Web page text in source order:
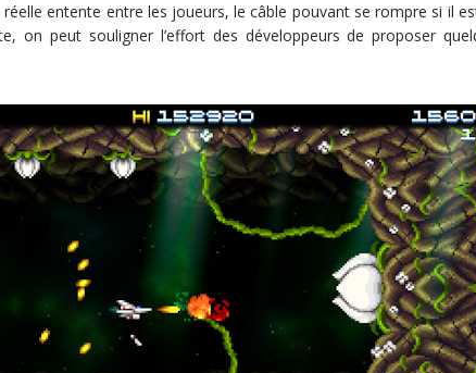
entente entre les joueurs, le câble pouvant se rompre si il
on peut souligner l’effort des développeurs de proposer